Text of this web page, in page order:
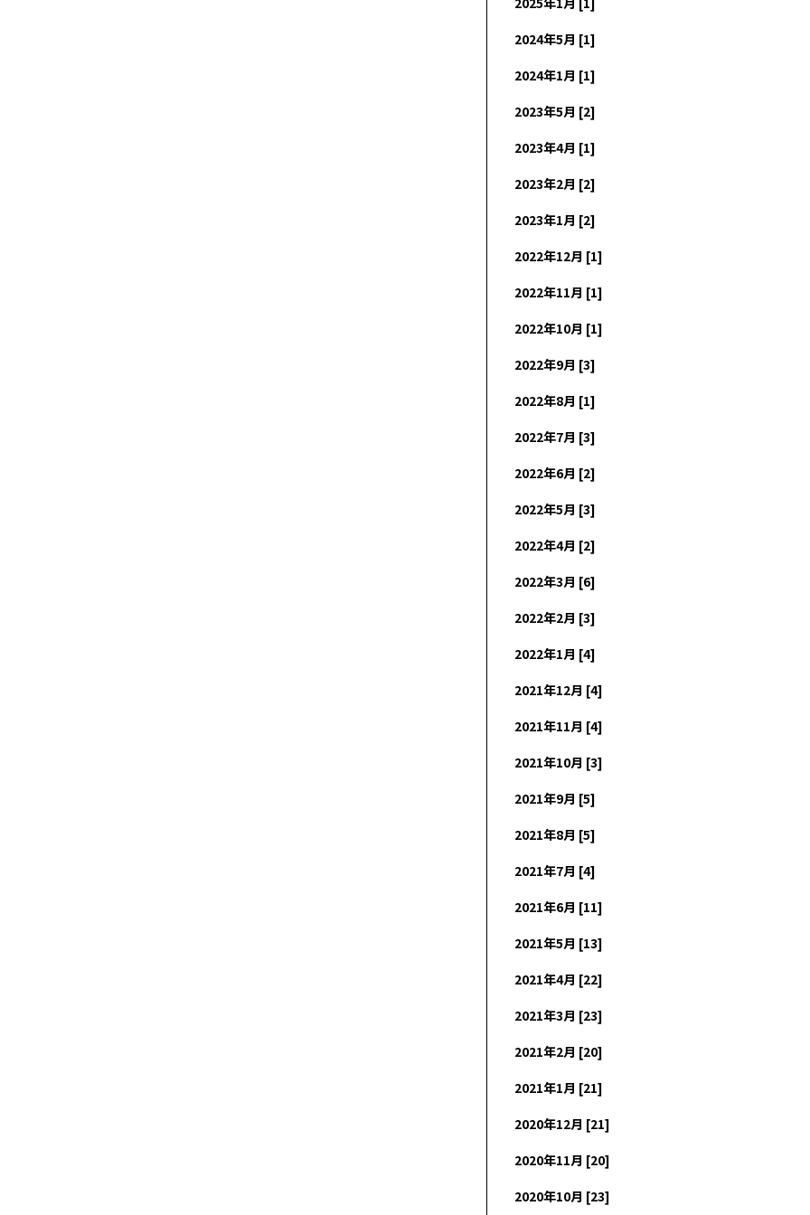
2024年5月 [1]
2024年1月 [1]
2023年5月 [2]
2023年4月 [1]
2023年2月 [2]
2023年1月 [2]
2022年12月 [1]
2022年11月 [1]
2022年10月 [1]
2022年9月 [3]
2022年8月 [1]
2022年7月 [3]
2022年6月 [2]
2022年5月 [3]
2022年4月 [2]
2022年3月 [6]
2022年2月 [3]
2022年1月 [4]
2021年12月 [4]
2021年11月 [4]
2021年10月 [3]
2021年9月 [5]
2021年8月 [5]
2021年7月 [4]
2021年6月 [11]
2021年5月 [13]
2021年4月 [22]
2021年3月 [23]
2021年2月 [20]
2021年1月 [21]
2020年12月 [21]
2020年11月 [20]
2020年10月 [23]